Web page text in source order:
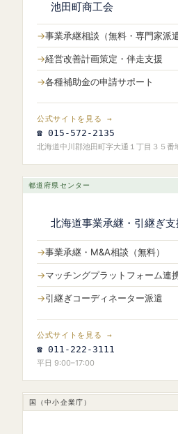
池田町商工会
事業承継相談（無料・専門家派
経営改善計画策定・伴走支援
各種補助金の申請サポート
公式サイトを見る →
☎ 015-572-2135
北海道中川郡池田町字大通１丁目３５番
都道府県センター
北海道事業承継・引継ぎ
事業承継・M&A相談（無料）
マッチングプラットフォーム連
引継ぎコーディネーター派遣
公式サイトを見る →
☎ 011-222-3111
平日 9:00–17:00
国（中小企業庁）